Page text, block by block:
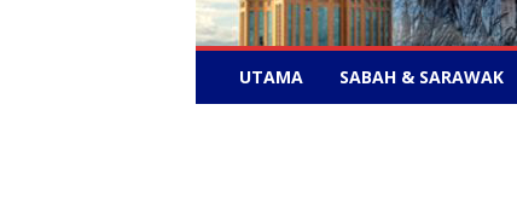
–
UTAMA SABAH & SARAWAK